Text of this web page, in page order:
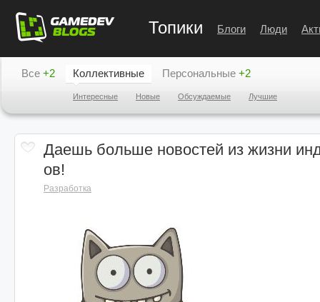
Топики Блоги Люди
Все +2 Коллективные
Интересные Новые Обсуждаемые Лучшие
Персональные +2
Даешь больше новостей из жизни
ов!
Разработка